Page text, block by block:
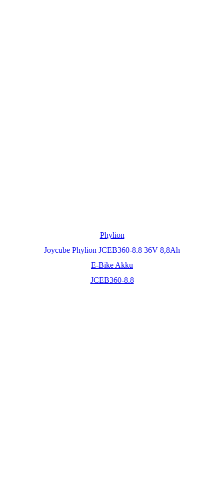
Phylion
Joycube Phylion JCEB360-8.8 36V 8,8Ah
E-Bike Akku
JCEB360-8.8